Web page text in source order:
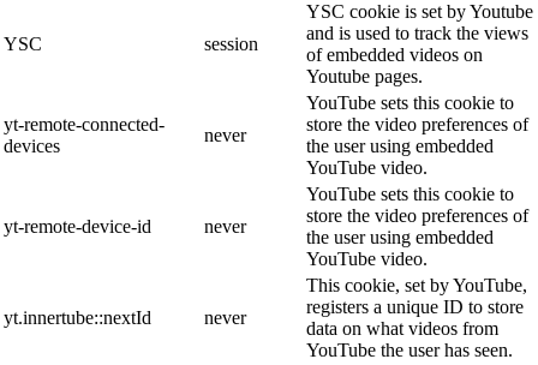
YSC session
YSC cookie is set by Youtube
and is used to track the views
of embedded videos on
Youtube pages.
yt-remote-connected-
devices
never
YouTube sets this cookie to
store the video preferences of
the user using embedded
YouTube video.
yt-remote-device-id never
YouTube sets this cookie to
store the video preferences of
the user using embedded
YouTube video.
yt.innertube::nextId never
This cookie, set by YouTube,
registers a unique ID to store
data on what videos from
YouTube the user has seen.